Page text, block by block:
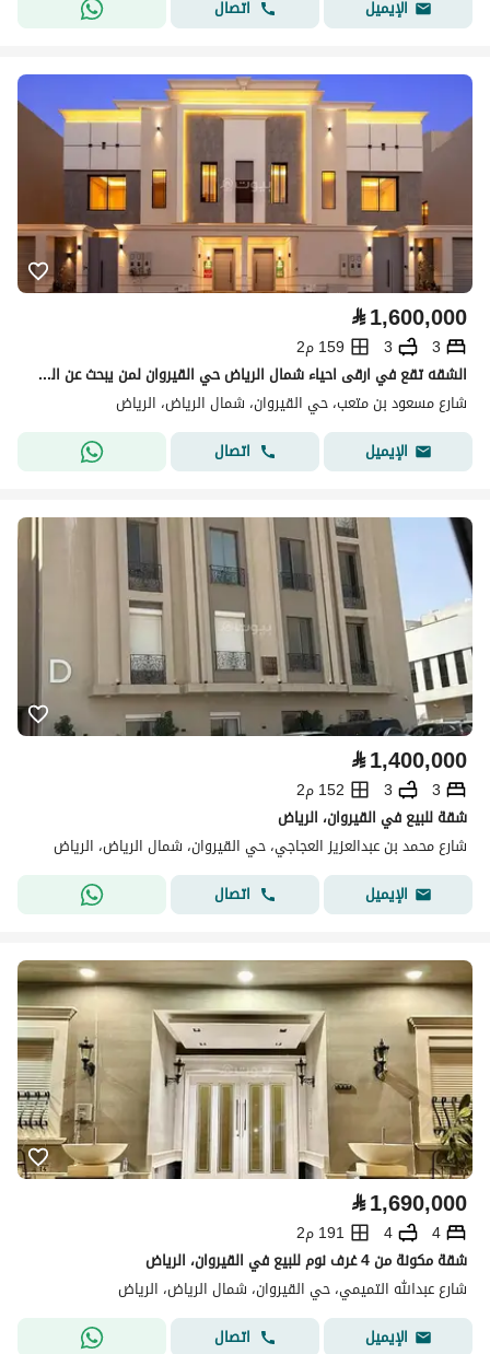
الإيميل
اتصال
⃁1,600,000
3
3
159 م2
الشقه تقع في ارقى احياء شمال الرياض حي القيروان لمن يبحث عن الهدوء
شارع مسعود بن متعب، حي القيروان، شمال الرياض، الرياض
الإيميل
اتصال
⃁1,400,000
3
3
152 م2
شقة للبيع في القيروان، الرياض
شارع محمد بن عبدالعزيز العجاجي، حي القيروان، شمال الرياض، الرياض
الإيميل
اتصال
⃁1,690,000
4
4
191 م2
شقة مكونة من 4 غرف نوم للبيع في القيروان، الرياض
شارع عبدالله التميمي، حي القيروان، شمال الرياض، الرياض
الإيميل
اتصال